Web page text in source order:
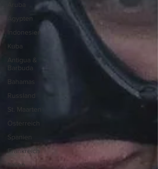
Aruba
Ägypten
Indonesien
Kuba
Antigua &
Barbuda
Bahamas
Russland
St. Maarten
Österreich
Spanien
Frankreich
Italien